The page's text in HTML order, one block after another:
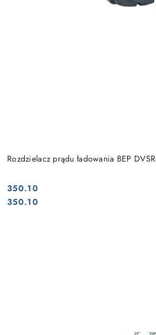
Rozdzielacz prądu ładowania BEP DVSR
Cena:
350.10
Cena:
350.10